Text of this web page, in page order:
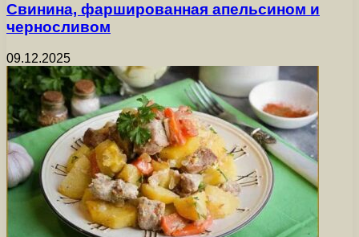
Свинина, фаршированная апельсином и
черносливом
09.12.2025